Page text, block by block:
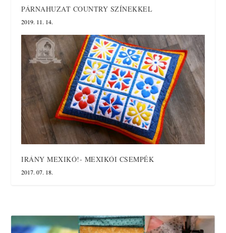
PÁRNAHUZAT COUNTRY SZÍNEKKEL
2019. 11. 14.
IRÁNY MEXIKÓ!- MEXIKÓI CSEMPÉK
2017. 07. 18.